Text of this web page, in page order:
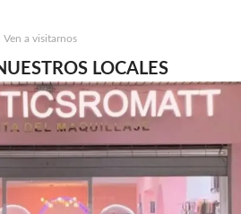
Ven a visitarnos
LOCALES